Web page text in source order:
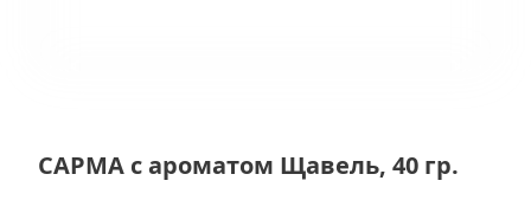
САРМА с ароматом Щавель, 40 гр.